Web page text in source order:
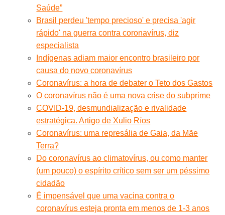
Saúde”
Brasil perdeu 'tempo precioso' e precisa 'agir
rápido' na guerra contra coronavírus, diz
especialista
Indígenas adiam maior encontro brasileiro por
causa do novo coronavírus
Coronavírus: a hora de debater o Teto dos Gastos
O coronavírus não é uma nova crise do subprime
COVID-19, desmundialização e rivalidade
estratégica. Artigo de Xulio Ríos
Coronavírus: uma represália de Gaia, da Mãe
Terra?
Do coronavírus ao climatovírus, ou como manter
(um pouco) o espírito crítico sem ser um péssimo
cidadão
É impensável que uma vacina contra o
coronavírus esteja pronta em menos de 1-3 anos